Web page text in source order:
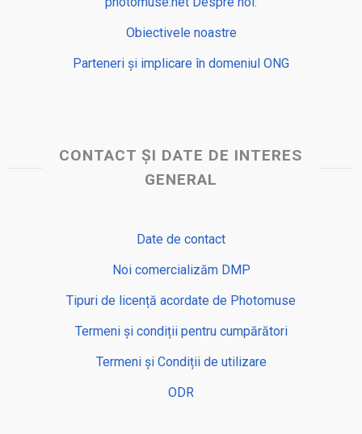
Obiectivele noastre
Parteneri și implicare în domeniul ONG
CONTACT ȘI DATE DE INTERES
GENERAL
Date de contact
Noi comercializăm DMP
Tipuri de licență acordate de Photomuse
Termeni și condiții pentru cumpărători
Termeni și Condiții de utilizare
ODR